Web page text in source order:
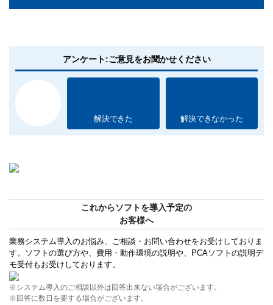
アンケート:ご意見をお聞かせください
解決できた 解決できなかった
これからソフトを導入予定の
お客様へ
業務システム導入のお悩み、ご相談・お問い合わせをお受けしておりま
す。ソフトの選び方や、費用・動作環境の説明や、PCAソフトの説明デ
モ受付もお受けしております。
※システム導入のご相談以外は回答出来ない場合がございます。
※回答に数日を要する場合がございます。